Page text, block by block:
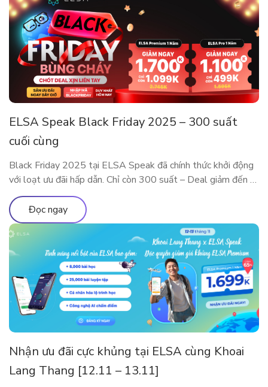
ELSA Speak Black Friday 2025 – 300 suất
cuối cùng
Black Friday 2025 tại ELSA Speak đã chính thức khởi động
với loạt ưu đãi hấp dẫn. Chỉ còn 300 suất – Deal giảm đến 5
Triệu sắp cháy hàng! Đây là dịp đặc biệt trong năm để sở
hữu các gói ELSA Premium và ELSA Pro với giá ưu đãi hiếm
có. Trải nghiệm […]
Đọc ngay
Nhận ưu đãi cực khủng tại ELSA cùng Khoai
Lang Thang [12.11 – 13.11]